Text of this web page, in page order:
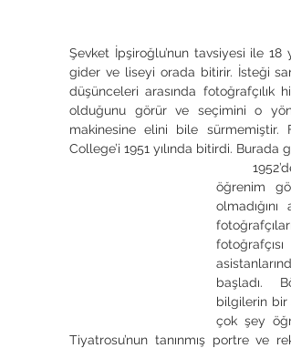
Şevket İpşiroğlu’nun tavsiyesi ile 18
gider ve liseyi orada bitirir. İsteği
düşünceleri arasında
olduğunu görür ve seçimini o
makinesine elini bile sürmemiştir.
College’i 1951 yılında bitirdi.
öğrenim
başladı.
bilgilerin bir
çok şey
Tiyatrosu’nun tanınmış portre ve